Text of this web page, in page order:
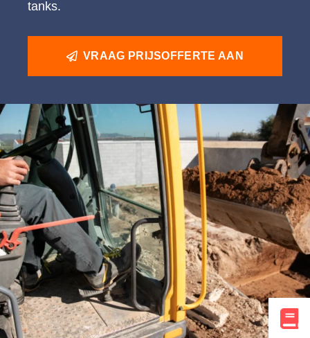
tanks.
VRAAG PRIJSOFFERTE AAN